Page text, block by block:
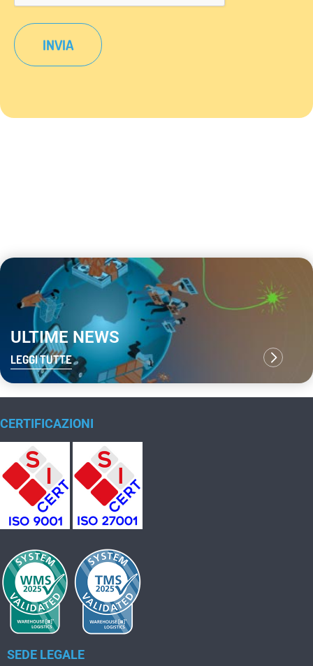
ULTIME NEWS
LEGGI TUTTE
CERTIFICAZIONI
SEDE LEGALE